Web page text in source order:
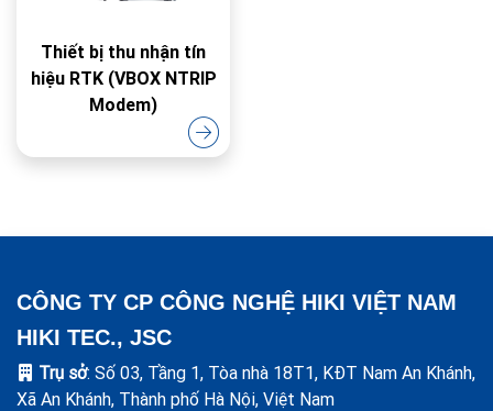
Thiết bị thu nhận tín
hiệu RTK (VBOX NTRIP
Modem)
CÔNG TY CP CÔNG NGHỆ HIKI VIỆT NAM
HIKI TEC., JSC
Trụ sở: Số 03, Tầng 1, Tòa nhà 18T1, KĐT Nam An Khánh,
Xã An Khánh, Thành phố Hà Nội, Việt Nam